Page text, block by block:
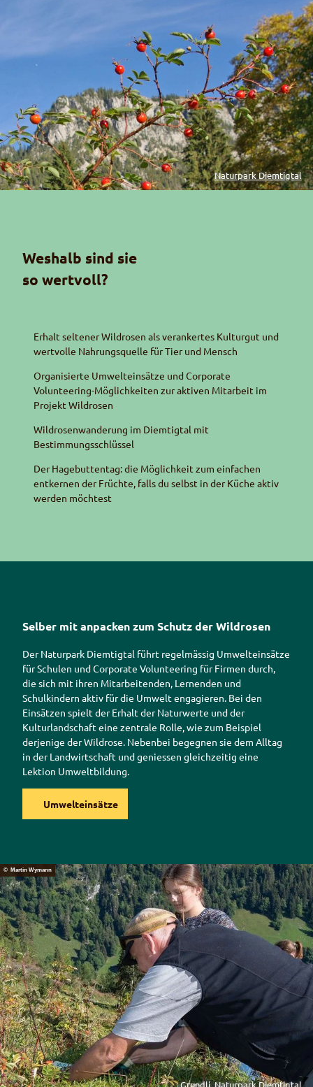
Naturpark Diemtigtal
Weshalb sind sie
so wertvoll?
Erhalt seltener Wildrosen als verankertes Kulturgut und
wertvolle Nahrungsquelle für Tier und Mensch
Organisierte Umwelteinsätze und Corporate
Volunteering-Möglichkeiten zur aktiven Mitarbeit im
Projekt Wildrosen
Wildrosenwanderung im Diemtigtal mit
Bestimmungsschlüssel
Der Hagebuttentag: die Möglichkeit zum einfachen
entkernen der Früchte, falls du selbst in der Küche aktiv
werden möchtest
Selber mit anpacken zum Schutz der Wildrosen
Der Naturpark Diemtigtal führt regelmässig Umwelteinsätze
für Schulen undCorporate Volunteering für Firmen durch,
die sich mit ihren Mitarbeitenden, Lernenden und
Schulkindern aktiv für die Umwelt engagieren. Bei den
Einsätzen spielt der Erhalt der Naturwerte und der
Kulturlandschaft eine zentrale Rolle, wie zum Beispiel
derjenige der Wildrose. Nebenbei begegnen sie dem Alltag
in der Landwirtschaft und geniessen gleichzeitig eine
Lektion Umweltbildung.
Umwelteinsätze
Grundli, Naturpark Diemtigtal
© Martin Wymann